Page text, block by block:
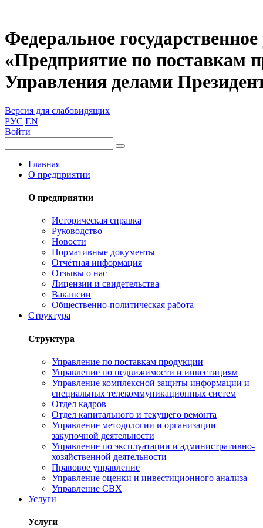
Федеральное
«Предприятие по поставкам
Управления делами
Версия для слабовидящих
РУС EN
Войти
Главная
О предприятии
О предприятии
Историческая справка
Руководство
Новости
Нормативные документы
Отчётная информация
Отзывы о нас
Лицензии и свидетельства
Вакансии
Общественно-политическая работа
Структура
Структура
Управление по поставкам продукции
Управление по недвижимости и инвестициям
Управление комплексной защиты информации и
специальных телекоммуникационных систем
Отдел кадров
Отдел капитального и текущего ремонта
Управление методологии и организации
закупочной деятельности
Управление по эксплуатации и административно-
хозяйственной деятельности
Правовое управление
Управление оценки и инвестиционного анализа
Управление СВХ
Услуги
Услуги